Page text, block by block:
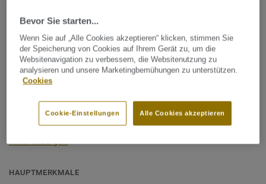
Tarkett Zubehör Komplettsortiment
Schweißschnur für PVC-Böden
- Unicoloured POWDER 0931
zweier PVC-Bahnen verwendet und sorgen für eine
wasserdichte und geschlossene Oberfläche, Grundlage für
Schweißschnüre sind erhältlich in den Varianten Uni und
Bodenbelagssortiment abgestimmt. Durch die Verwendung
HAUPTMERKMALE
Bevor Sie starten...
Wenn Sie auf „Alle Cookies akzeptieren“ klicken, stimmen Sie
der Speicherung von Cookies auf Ihrem Gerät zu, um die
Websitenavigation zu verbessern, die Websitenutzung zu
analysieren und unsere Marketingbemühungen zu unterstützen.
Cookies
Alle Cookies akzeptieren
Cookie-Einstellungen